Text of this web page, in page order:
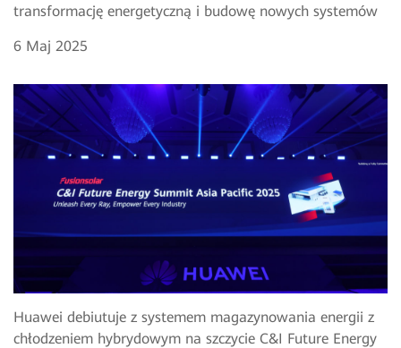
transformację energetyczną i budowę nowych systemów
6 Maj 2025
Huawei debiutuje z systemem magazynowania energii z
chłodzeniem hybrydowym na szczycie C&I Future Energy